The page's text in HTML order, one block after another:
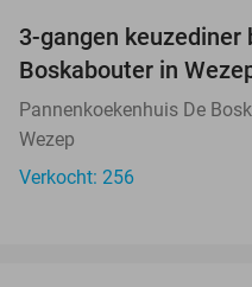
3-gangen keuzediner
Boskabouter in
Pannenkoekenhuis De
Wezep
Verkocht: 256